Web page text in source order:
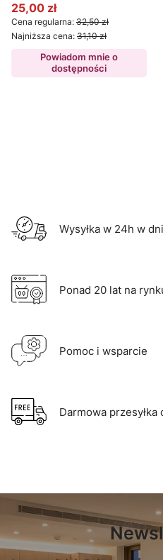
Cena promocyjna
25,00 zł
Cena regularna: 32,50 zł
Najniższa cena: 31,10 zł
Powiadom mnie o
dostępności
Wysyłka w 24h w
Ponad 20 lat na
Pomoc i wsparcie
Darmowa przesyłka